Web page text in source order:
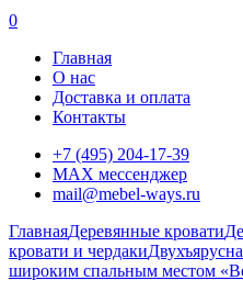
0
Главная
О нас
Доставка и оплата
Контакты
+7 (495) 204-17-39
MAX мессенджер
mail@mebel-ways.ru
ГлавнаяДеревянные кровати
кровати и чердаки
широким спальным местом